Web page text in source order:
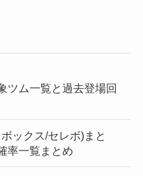
ツム一覧と過去登場回
ックス/セレボ)まと
率一覧まとめ